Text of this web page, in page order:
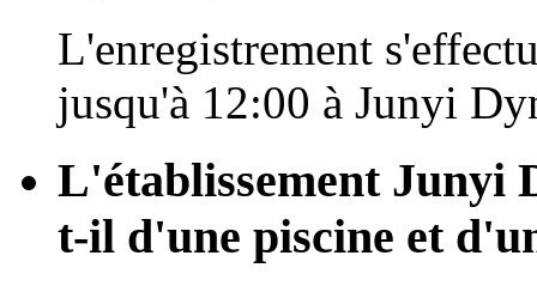
L'enregistrement
jusqu'à 12:00 à Junyi
L'établissement Junyi
t-il d'une piscine et